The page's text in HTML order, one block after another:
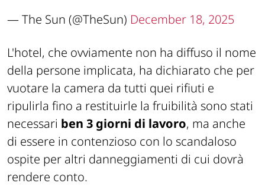
— The Sun (@TheSun) December 18, 2025
L'hotel, che ovviamente non ha diffuso il nome
della persone implicata, ha dichiarato che per
vuotare la camera da tutti quei rifiuti e
ripulirla fino a restituirle la fruibilità sono stati
necessari ben 3 giorni di lavoro, ma anche
di essere in contenzioso con lo scandaloso
ospite per altri danneggiamenti di cui dovrà
rendere conto.